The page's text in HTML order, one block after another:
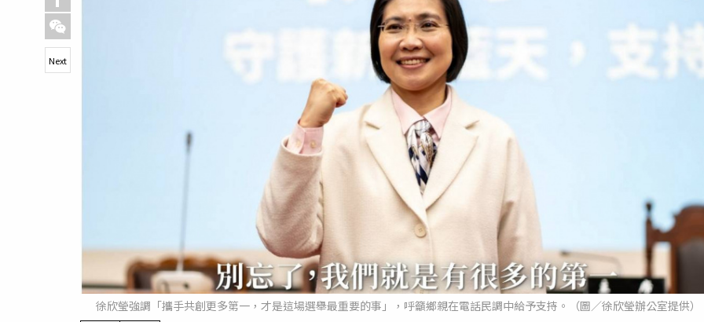
徐欣瑩強調「攜手共創更多第一，才是這場選舉最重要的事」，呼籲鄉親在電話民調中給予支持。（圖／徐欣瑩辦公室提供）
Next